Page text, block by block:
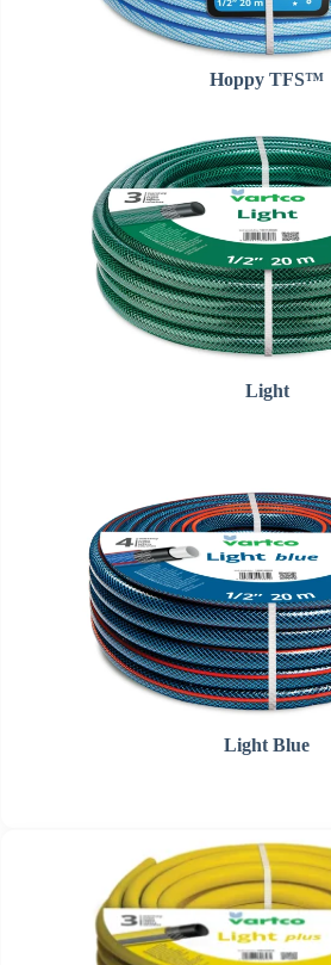
Hoppy TFS™
Light
Light Blue